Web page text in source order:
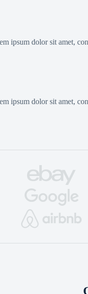
ipsum dolor sit amet,
ipsum dolor sit amet,